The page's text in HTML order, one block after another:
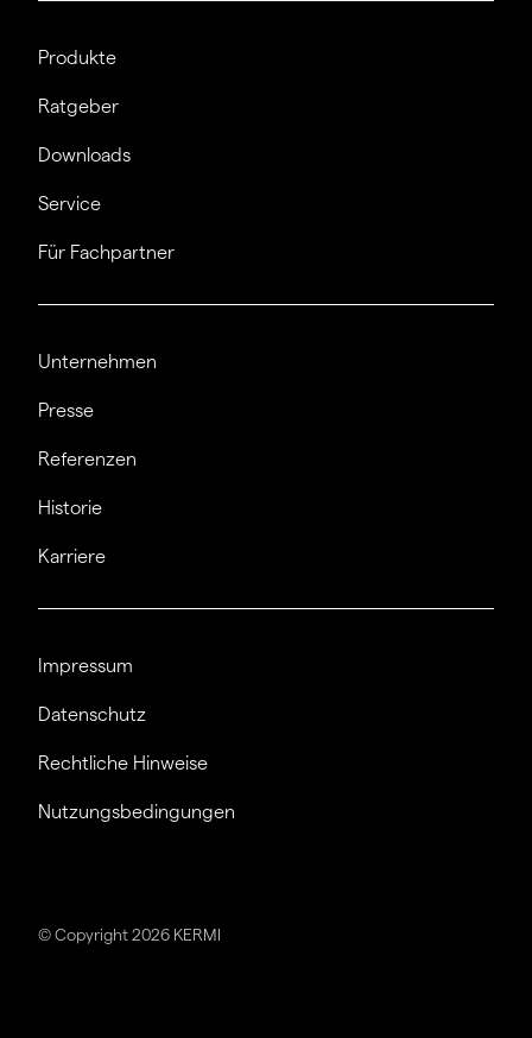
Produkte
Ratgeber
Downloads
Service
Für Fachpartner
Unternehmen
Presse
Referenzen
Historie
Karriere
Impressum
Datenschutz
Rechtliche Hinweise
Nutzungsbedingungen
© Copyright 2026 KERMI